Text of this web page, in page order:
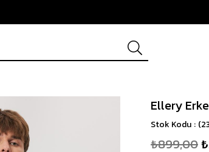
Ellery
Stok Kodu
₺899,00